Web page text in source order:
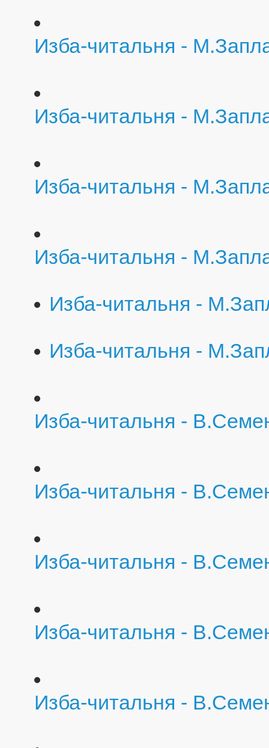
Изба-читальня -
Изба-читальня -
Изба-читальня -
Изба-читальня -
Изба-читальня -
Изба-читальня -
Изба-читальня -
Изба-читальня -
Изба-читальня -
Изба-читальня -
Изба-читальня -